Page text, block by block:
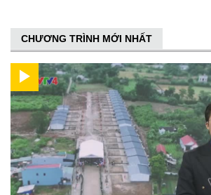
CHƯƠNG TRÌNH MỚI NHẤT